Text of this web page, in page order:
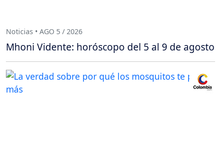
Noticias • AGO 5 / 2026
Mhoni Vidente: horóscopo del 5 al 9 de agosto